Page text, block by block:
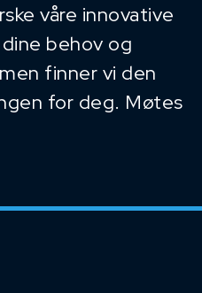
våre innovative
behov og
finner vi den
for deg. Møtes